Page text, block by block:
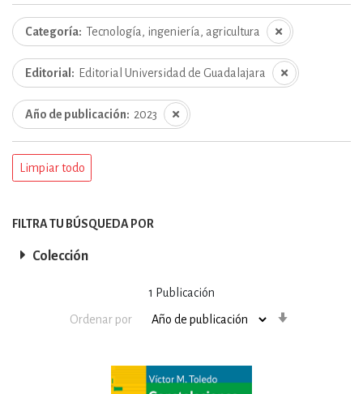
1 Publicación
Ordenar por
Categoría Tecnología, ingeniería, agricultura
Editorial Editorial Universidad de Guadalajara
Año de publicación 2023
Limpiar todo
FILTRA TU BÚSQUEDA POR
Colección